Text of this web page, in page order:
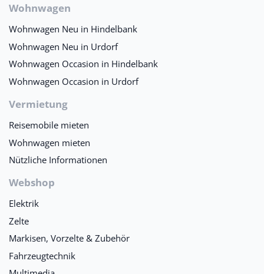
Wohnwagen
Wohnwagen Neu in Hindelbank
Wohnwagen Neu in Urdorf
Wohnwagen Occasion in Hindelbank
Wohnwagen Occasion in Urdorf
Vermietung
Reisemobile mieten
Wohnwagen mieten
Nützliche Informationen
Webshop
Elektrik
Zelte
Markisen, Vorzelte & Zubehör
Fahrzeugtechnik